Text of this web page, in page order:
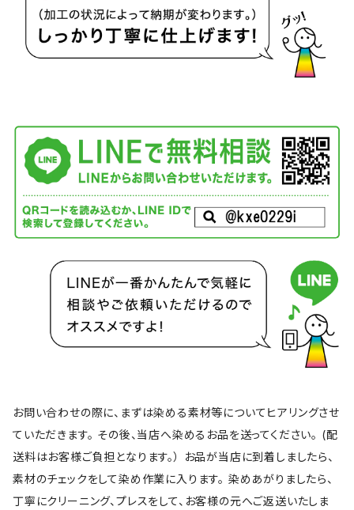
お問い合わせの際に、まずは染める素材等についてヒアリングさせ
ていただきます。 その後、当店へ染めるお品を送ってください。 (配
送料はお客様ご負担となります。） お品が当店に到着しましたら、
素材のチェックをして染め作業に入ります。 染めあがりましたら、
丁寧にクリーニング、プレスをして、お客様の元へご返送いたしま